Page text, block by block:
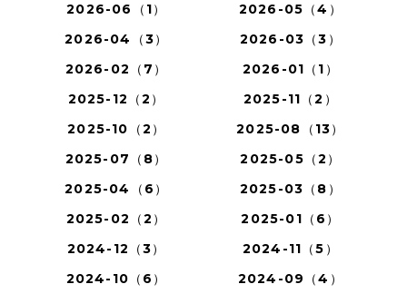
2026-06（1）
2026-05（4）
2026-04（3）
2026-03（3）
2026-02（7）
2026-01（1）
2025-12（2）
2025-11（2）
2025-10（2）
2025-08（13）
2025-07（8）
2025-05（2）
2025-04（6）
2025-03（8）
2025-02（2）
2025-01（6）
2024-12（3）
2024-11（5）
2024-10（6）
2024-09（4）